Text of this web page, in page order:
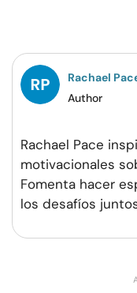
Rachael
Author
Rachael Pace
motivacionales
Fomenta hacer
los desafíos